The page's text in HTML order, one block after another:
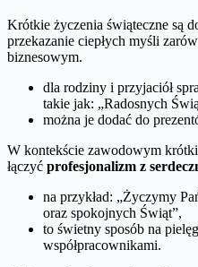
Krótkie życzenia świąteczne są
przekazanie ciepłych myśli
biznesowym.
dla rodziny i przyjaciół
takie jak: „Radosnych
można je dodać do
W kontekście zawodowym
łączyć profesjonalizm z
na przykład: „Życzymy
oraz spokojnych Świąt”,
to świetny sposób na
współpracownikami.